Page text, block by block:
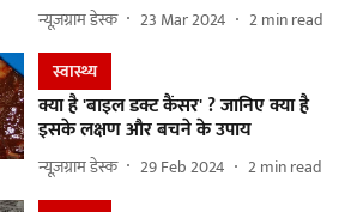
न्यूज़ग्राम डेस्क 23 Mar 2024 2min read
स्वास्थ्य
क्या है 'बाइल डक्ट कैंसर' ? जानिए क्या है
इसके लक्षण और बचने के उपाय
न्यूज़ग्राम डेस्क 29 Feb 2024 2min read